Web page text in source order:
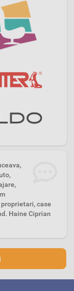
case
Haine Ciprian